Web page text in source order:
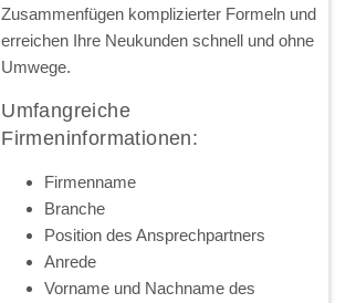
Zusammenfügen komplizierter Formeln und
erreichen Ihre Neukunden schnell und ohne
Umwege.
Umfangreiche
Firmeninformationen:
Firmenname
Branche
Position des Ansprechpartners
Anrede
Vorname und Nachname des